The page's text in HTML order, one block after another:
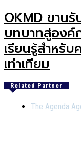
OKMD ขาน
บทบาทสู่องค์
เรียนรู้สำหรั
เท่าเทียม
Related Partner
The Agenda